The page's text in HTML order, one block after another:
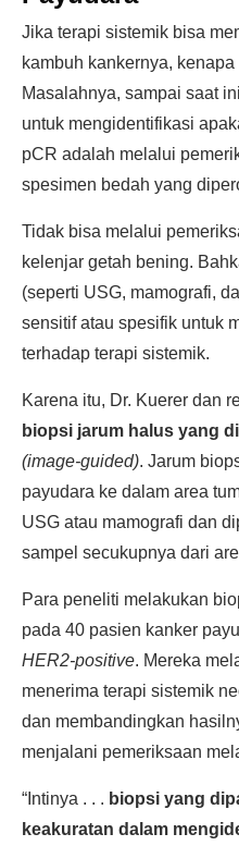
Jika terapi sistemik bisa
kambuh kankernya,
Masalahnya, sampai saat
untuk mengidentifikasi
pCR adalah melalui
spesimen bedah yang
Tidak bisa melalui
kelenjar getah bening.
(seperti USG, mamografi,
sensitif atau spesifik untuk
terhadap terapi sistemik.
Karena itu, Dr. Kuerer dan
biopsi jarum halus yang
(image-guided). Jarum
payudara ke dalam area
USG atau mamografi dan
sampel secukupnya dari
Para peneliti melakukan
pada 40 pasien kanker
HER2-positive. Mereka
menerima terapi sistemik
dan membandingkan
menjalani pemeriksaan
“Intinya . . . biopsi yang
keakuratan dalam